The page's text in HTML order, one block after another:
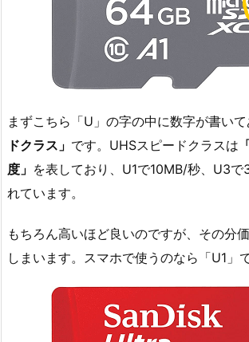
まずこちら「U」の字の中に数字が書いて
ドクラス」 です。UHSスピードクラスは
度」 を表しており、U1で10MB/秒、U3
れています。
もちろん高いほど良いのですが、その分
しまいます。スマホで使うのなら「U1」